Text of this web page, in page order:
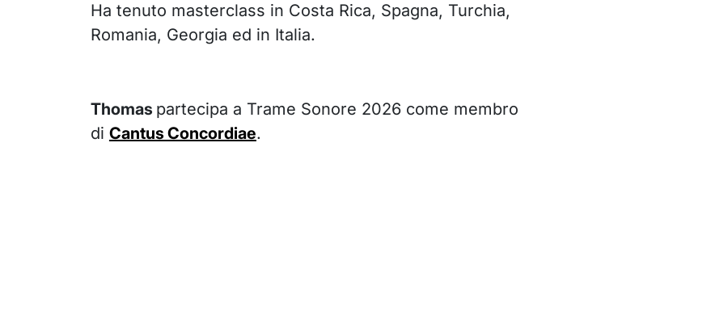
Ha tenuto masterclass in Costa Rica, Spagna, Turchia,
Romania, Georgia ed in Italia.
Thomas partecipa a Trame Sonore 2026 come membro
di Cantus Concordiae.